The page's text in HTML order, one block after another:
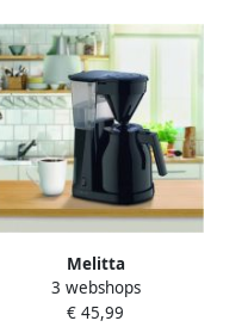
Melitta
Easy
II Therm zwart
3 webshops
€ 45,99